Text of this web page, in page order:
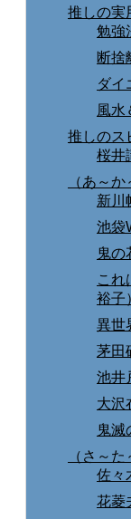
推しの実
勉強
断捨
ダイ
風水
推しのス
桜井
（あ～
新川
池袋
鬼の
これ
裕子
異世
茅田
池井
大沢
鬼滅
（さ～
佐々
花菱